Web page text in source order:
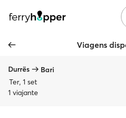
Viagens
Durrës
Bari
Ter, 1 set
1 viajante